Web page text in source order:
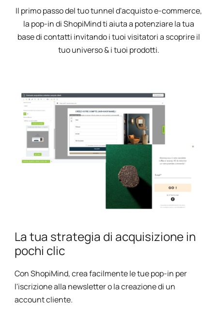
Il primo passo del tuo tunnel d'acquisto e-commerce,
la pop-in di ShopiMind ti aiuta a potenziare la tua
base di contatti invitando i tuoi visitatori a scoprire il
tuo universo & i tuoi prodotti.
La tua strategia di acquisizione in
pochi clic
Con ShopiMind, crea facilmente le tue pop-in per
l'iscrizione alla newsletter o la creazione di un
account cliente.